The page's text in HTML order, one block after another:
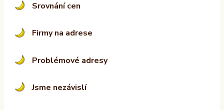
Srovnání cen
Firmy na adrese
Problémové adresy
Jsme nezávislí